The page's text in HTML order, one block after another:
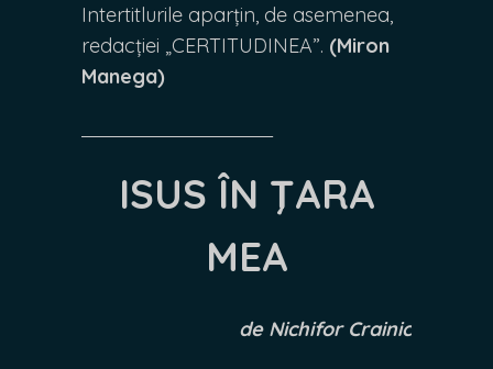
Intertitlurile aparțin, de asemenea,
redacției „CERTITUDINEA”. (Miron
Manega)
ISUS ÎN ŢARA
MEA
de Nichifor Crainic